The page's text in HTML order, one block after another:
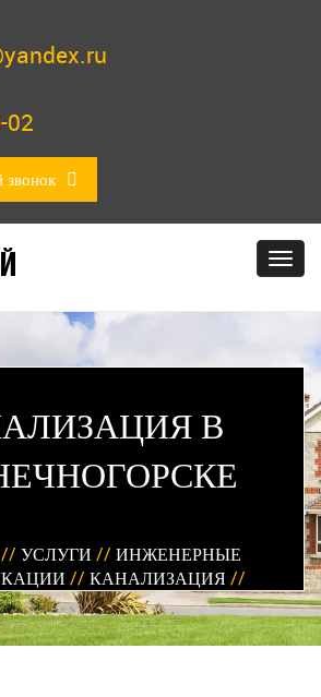
02
звонок
В
// УСЛУГИ // ИНЖЕНЕРНЫЕ
// КАНАЛИЗАЦИЯ//